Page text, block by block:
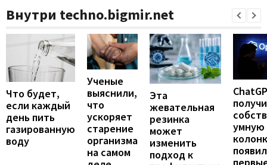
Внутри techno.bigmir.net
Что будет,
если каждый
день пить
газированную
воду
Ученые
выяснили,
что
ускоряет
старение
организма
на самом
Эта
жевательная
резинка
может
изменить
подход к
умную